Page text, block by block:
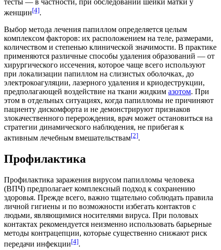
женщин[4].
Выбор метода лечения папиллом определяется целым
комплексом факторов: их расположением на теле, размерами,
количеством и степенью клинической значимости. В практике
применяются различные способы удаления образований — от
хирургического иссечения, которое чаще всего используют
при локализации папиллом на слизистых оболочках, до
электрокоагуляции, лазерного удаления и криодеструкции,
предполагающей воздействие на ткани жидким азотом. При
этом в отдельных ситуациях, когда папилломы не причиняют
пациенту дискомфорта и не демонстрируют признаков
злокачественного перерождения, врач может остановиться на
стратегии динамического наблюдения, не прибегая к
активным лечебным вмешательствам[2].
Профилактика
Профилактика заражения вирусом папилломы человека
(ВПЧ) предполагает комплексный подход к сохранению
здоровья. Прежде всего, важно тщательно соблюдать правила
личной гигиены и по возможности избегать контактов с
людьми, являющимися носителями вируса. При половых
контактах рекомендуется неизменно использовать барьерные
методы контрацепции, которые существенно снижают риск
передачи инфекции[4].